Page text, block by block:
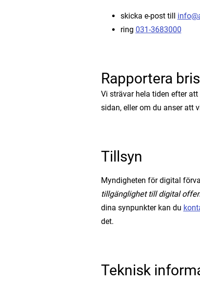
skicka e-post till
ring 031-3683000
Rapportera
Vi strävar hela tiden efter
sidan, eller om du anser att
Tillsyn
Myndigheten för digital
tillgänglighet till digital
dina synpunkter kan du
det.
Teknisk